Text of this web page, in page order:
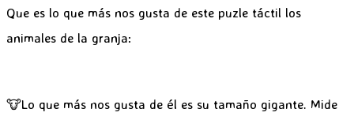
Que es lo que más nos gusta de este puzle táctil los
animales de la granja:
🐮Lo que más nos gusta de él es su tamaño gigante. Mide